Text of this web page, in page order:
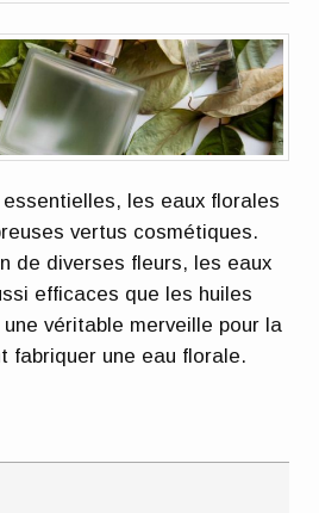
les eaux florales
vertus cosmétiques.
de diverses fleurs, les eaux
efficaces que les huiles
véritable merveille pour la
fabriquer une eau florale.